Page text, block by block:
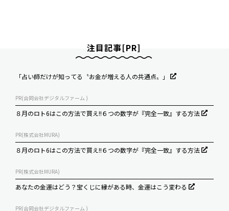
注目記事[PR]
「占い師だけが知ってる〝お金が増える人の共通点〟」
PR(合同会社デジタルファーム )
８月のロト6はこの方法で買え!!６つの数字が『完全一致』する方法
PR(株式会社MURA)
８月のロト6はこの方法で買え!!６つの数字が『完全一致』する方法
PR(株式会社MURA)
あなたの金運はどう？宝くじに縁がある時、金運はこう変わる
PR(合同会社デジタルファーム )